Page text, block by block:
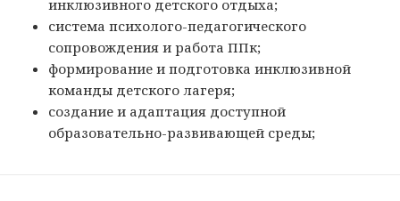
инклюзивного детского отдыха;
система психолого-педагогического
сопровождения и работа ППк;
формирование и подготовка инклюзивной
команды детского лагеря;
создание и адаптация доступной
образовательно-развивающей среды;